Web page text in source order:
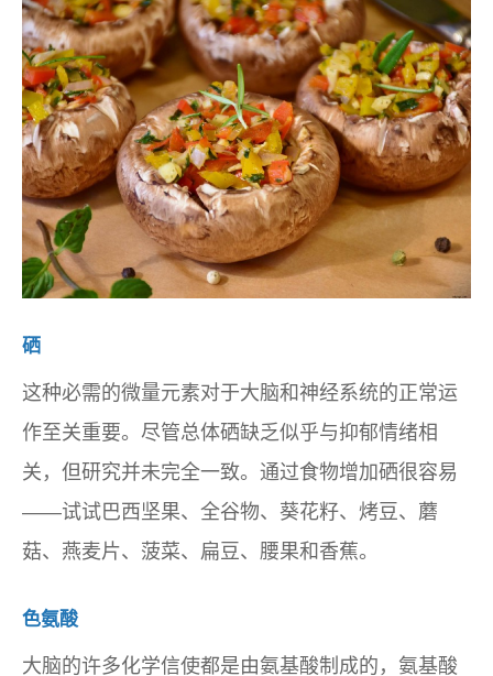
硒
这种必需的微量元素对于大脑和神经系统的正常运
作至关重要。尽管总体硒缺乏似乎与抑郁情绪相
关，但研究并未完全一致。通过食物增加硒很容易
——试试巴西坚果、全谷物、葵花籽、烤豆、蘑
菇、燕麦片、菠菜、扁豆、腰果和香蕉。
色氨酸
大脑的许多化学信使都是由氨基酸制成的，氨基酸